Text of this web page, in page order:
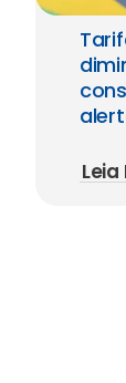
Leia